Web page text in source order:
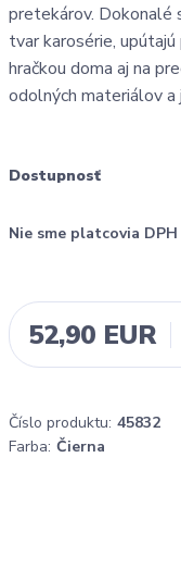
pretekárov. Dokonalé
tvar karosérie,
hračkou doma aj na
odolných materiálov a
Dostupnosť
Nie sme platcovia DPH
52,90 EUR
Číslo produktu: 45832
Farba: Čierna